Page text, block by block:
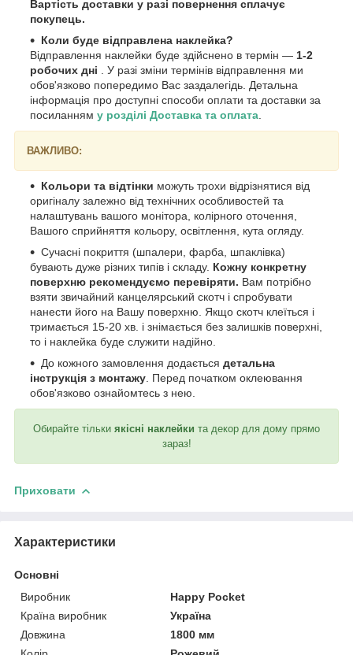
Вартість доставки у разі повернення сплачує
покупець.
Коли буде відправлена наклейка?
Відправлення наклейки буде здійснено в термін — 1-2
робочих дні . У разі зміни термінів відправлення ми
обов'язково попередимо Вас заздалегідь. Детальна
інформація про доступні способи оплати та доставки за
посиланням у розділі Доставка та оплата
ВАЖЛИВО:
Кольори та відтінки можуть трохи відрізнятися від
оригіналу залежно від технічних особливостей та
налаштувань вашого монітора, колірного оточення,
Вашого сприйняття кольору, освітлення, кута огляду.
Сучасні покриття (шпалери, фарба, шпаклівка)
бувають дуже різних типів і складу. Кожну конкретну
поверхню рекомендуємо перевіряти. Вам потрібно
взяти звичайний канцелярський скотч і спробувати
нанести його на Вашу поверхню. Якщо скотч клеїться і
тримається 15-20 хв. і знімається без залишків поверхні,
то і наклейка буде служити надійно.
До кожного замовлення додається детальна
інструкція з монтажу . Перед початком оклеювання
обов'язково ознайомтесь з нею.
Обирайте тільки якісні наклейки та декор для дому прямо
зараз!
Приховати
Характеристики
Основні
Виробник
Happy Pocket
Країна виробник
Україна
Довжина
1800 мм